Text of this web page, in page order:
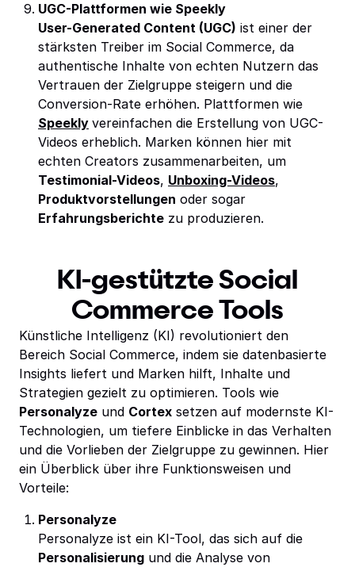
UGC-Plattformen wie Speekly
User-Generated Content (UGC) ist einer der
stärksten Treiber im Social Commerce, da
authentische Inhalte von echten Nutzern das
Vertrauen der Zielgruppe steigern und die
Conversion-Rate erhöhen. Plattformen wie
Speekly vereinfachen die Erstellung von UGC-
Videos erheblich. Marken können hier mit
echten Creators zusammenarbeiten, um
Testimonial-Videos, Unboxing-Videos,
Produktvorstellungen oder sogar
Erfahrungsberichte zu produzieren.
KI-gestützte Social
Commerce Tools
Künstliche Intelligenz (KI) revolutioniert den
Bereich Social Commerce, indem sie datenbasierte
Insights liefert und Marken hilft, Inhalte und
Strategien gezielt zu optimieren. Tools wie
Personalyze und Cortex setzen auf modernste KI-
Technologien, um tiefere Einblicke in das Verhalten
und die Vorlieben der Zielgruppe zu gewinnen. Hier
ein Überblick über ihre Funktionsweisen und
Vorteile:
Personalyze
Personalyze ist ein KI-Tool, das sich auf die
Personalisierung und die Analyse von